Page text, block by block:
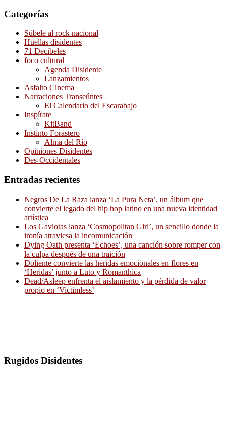
Categorías
Súbele al rock nacional
Huellas disidentes
71 Decibeles
foco cultural
Agenda Disidente
Lanzamientos
Asfalto Cinema
Narraciones Transeúntes
El Calendario del Escarabajo
Inspírate
KitBand
Instinto Forastero
Alma del Río
Opiniones Disidentes
Des-Occidentales
Entradas recientes
Negros De La Raza lanza ‘La Pura Neta’, un álbum que
convierte el legado del hip hop latino en una nueva identidad
artística
Los Gaviotas lanza ‘Cosmopolitan Girl’, un sencillo donde la
ironía atraviesa la incomunicación
Dying Oath presenta ‘Echoes’, una canción sobre romper con
la culpa después de una traición
Doliente convierte las heridas emocionales en flores en
‘Heridas’ junto a Luto y Romanthica
Dead/Asleep enfrenta el aislamiento y la pérdida de valor
propio en ‘Victimless’
Rugidos Disidentes